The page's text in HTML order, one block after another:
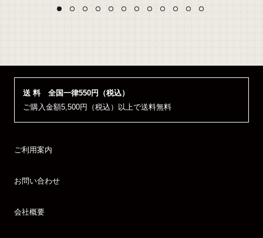
送 料 全国一律550円（税込）
ご購入金額5,500円（税込）以上で送料無料
ご利用案内
お問い合わせ
会社概要